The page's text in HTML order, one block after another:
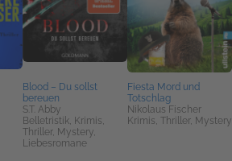
Blood – Du sollst
bereuen
S.T. Abby
Belletristik, Krimis,
Thriller, Mystery,
Liebesromane
Fiesta Mord und
Totschlag
Nikolaus Fischer
Krimis, Thriller, Mystery